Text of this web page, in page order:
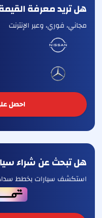
هل تريد معرفة
مجاني، فوري، وعبر الإنترنت
احصل
هل تبحث عن شراء
استكشف سيارات بخطط